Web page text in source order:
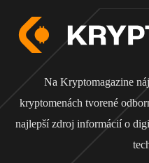
Na Kryptomagazine
kryptomenách tvorené
najlepší zdroj informácií o